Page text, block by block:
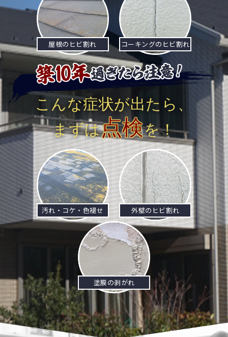
屋根のヒビ割れ コーキングのヒビ割れ
こんな症状が出たら、
まずは点検を！
汚れ・コケ・色褪せ 外壁のヒビ割れ
塗膜の剥がれ